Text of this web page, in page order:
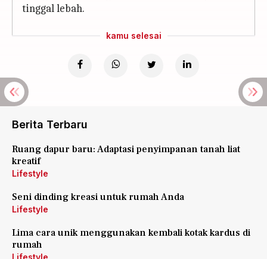
tinggal lebah.
kamu selesai
Berita Terbaru
Ruang dapur baru: Adaptasi penyimpanan tanah liat
kreatif
Lifestyle
Seni dinding kreasi untuk rumah Anda
Lifestyle
Lima cara unik menggunakan kembali kotak kardus di
rumah
Lifestyle